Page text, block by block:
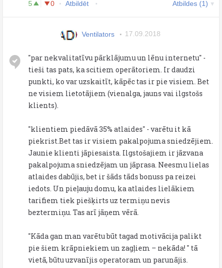
5 0 Atbildēt Atbildes (1)
Ventilators 17.09.2018
"par nekvalitatīvu pārklājumu un lēnu internetu" -
tieši tas pats, ka scitiem operātoriem. Ir daudzi
punkti, ko var uzskaitīt, kāpēc tas ir pie visiem. Bet
ne visiem lietotājiem (vienalga, jauns vai ilgstošs
klients).
"klientiem piedāvā 35% atlaides" - varētu it kā
piekrist.Bet tas ir visiem pakalpojuma sniedzējiem.
Jaunie klienti jāpiesaista. Ilgstošajiem ir jāzvana
pakalpojuma sniedzējam un jāprasa. Neesmu lielas
atlaides dabūjis, bet ir šāds tāds bonuss pa reizei
iedots. Un pieļauju domu, ka atlaides lielākiem
tarifiem tiek piešķirts uz termiņu nevis
beztermiņu. Tas arī jāņem vērā.
"Kāda gan man varētu būt tagad motivācija palikt
pie šiem krāpniekiem un zagļiem – nekāda! " tā
vietā, būtu uzvanījis operatoram un parunājis.